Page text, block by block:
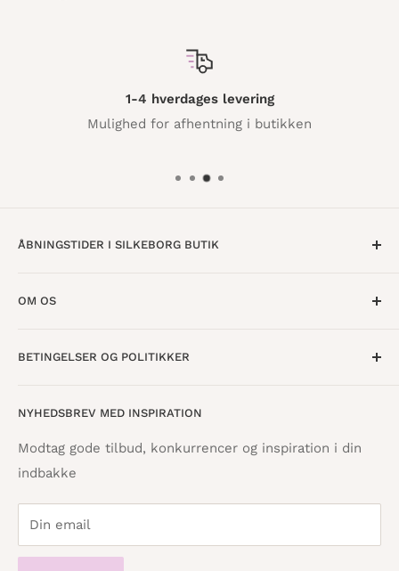
1-4 hverdages levering
Mulighed for afhentning i butikken
ÅBNINGSTIDER I SILKEBORG BUTIK
Fredag · 10:00 - 18:00
Vestergade 8
Tlf.: 86 82 09 25
Telefontid hverdage · 10:00 - 17:00
OM OS
Find butik
BETINGELSER OG POLITIKKER
Tilbagebetalingspolitik
Cookie- og privatlivspolitik
Servicevilkår
NYHEDSBREV MED INSPIRATION
Modtag gode tilbud, konkurrencer og inspiration i din
indbakke
Din email